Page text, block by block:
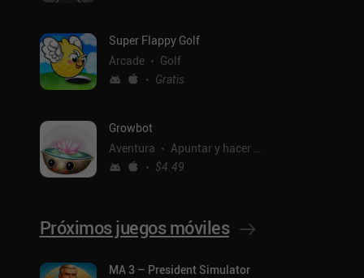
Super Flappy Golf
Arcade
Golf
Gratis
Growbot
Aventura
Apuntar y hacer clic
$4.49
Próximos juegos móviles
MA 3 – President Simulator